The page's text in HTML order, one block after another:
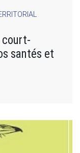
court-
santés et